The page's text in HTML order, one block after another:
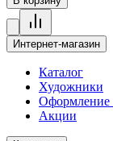
Интернет-магазин
Каталог
Художники
Оформление
Акции